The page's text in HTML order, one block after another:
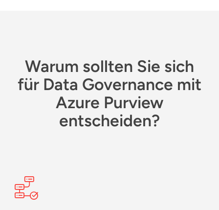
Warum sollten Sie sich
für Data Governance mit
Azure Purview
entscheiden?